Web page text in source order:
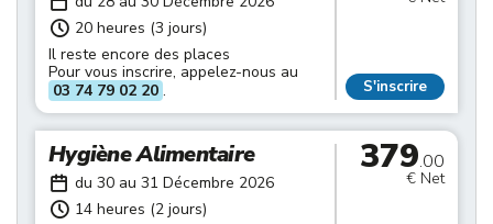
20 heures (3 jours)
Il reste encore des places
Pour vous inscrire, appelez-nous au
03 74 79 02 20 . S'inscrire
Hygiène Alimentaire
du 30 au 31 Décembre 2026
14 heures (2 jours)
379.00
€ Net